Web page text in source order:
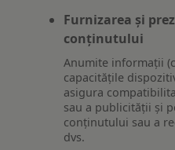
Furnizarea și
conținutului
Anumite informații
capacitățile
asigura
sau a publicității și
conținutului sau a
dvs.